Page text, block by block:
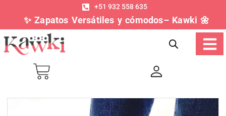
+51 932 558 635
✨ Zapatos Versátiles y cómodos– Kawki 🌼